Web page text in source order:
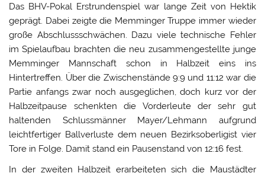
Das BHV-Pokal Erstrundenspiel war lange Zeit von Hektik
geprägt. Dabei zeigte die Memminger Truppe immer wieder
große Abschlussschwächen. Dazu viele technische Fehler
im Spielaufbau brachten die neu zusammengestellte junge
Memminger Mannschaft schon in Halbzeit eins ins
Hintertreffen. Über die Zwischenstände 9:9 und 11:12 war die
Partie anfangs zwar noch ausgeglichen, doch kurz vor der
Halbzeitpause schenkten die Vorderleute der sehr gut
haltenden Schlussmänner Mayer/Lehmann aufgrund
leichtfertiger Ballverluste dem neuen Bezirksoberligist vier
Tore in Folge. Damit stand ein Pausenstand von 12:16 fest.
In der zweiten Halbzeit erarbeiteten sich die Maustädter